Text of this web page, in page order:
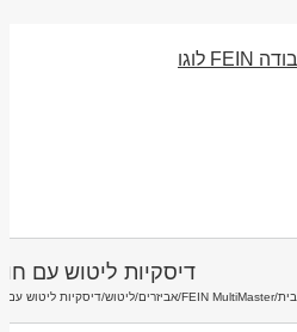
דיסקיות ליטוש עם
בית/
FEIN MultiMaster
/אביזרים/ליטוש/דיסקיות ליטוש עם